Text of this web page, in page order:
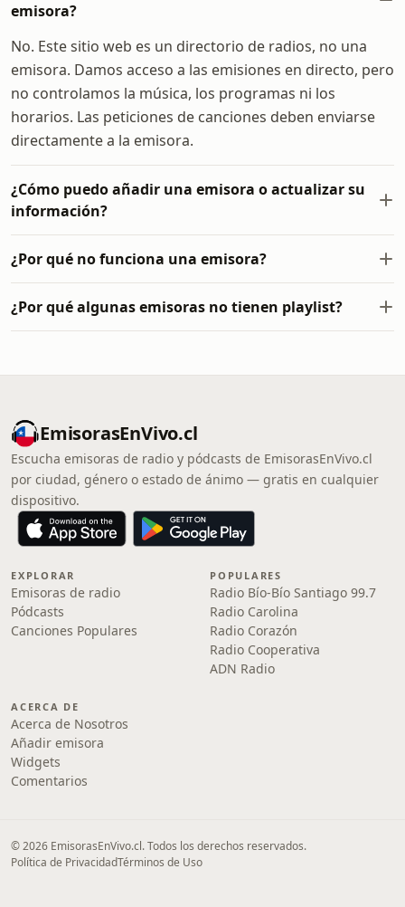
emisora?
No. Este sitio web es un directorio de radios, no una
emisora. Damos acceso a las emisiones en directo, pero
no controlamos la música, los programas ni los
horarios. Las peticiones de canciones deben enviarse
directamente a la emisora.
¿Cómo puedo añadir una emisora o actualizar su
información?
¿Por qué no funciona una emisora?
¿Por qué algunas emisoras no tienen playlist?
EmisorasEnVivo.cl
Escucha emisoras de radio y pódcasts de EmisorasEnVivo.cl
por ciudad, género o estado de ánimo — gratis en cualquier
dispositivo.
EXPLORAR
Emisoras de radio
Pódcasts
Canciones Populares
POPULARES
Radio Bío-Bío Santiago 99.7
Radio Carolina
Radio Corazón
Radio Cooperativa
ADN Radio
ACERCA DE
Acerca de Nosotros
Añadir emisora
Widgets
Comentarios
© 2026 EmisorasEnVivo.cl. Todos los derechos reservados.
Política de PrivacidadTérminos de Uso